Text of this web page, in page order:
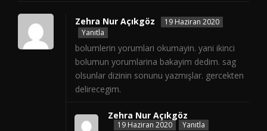
Zehra Nur Açıkgöz
19 Haziran 2020
Yanıtla
bolumlerin yorumlari okumayin. yani ikinci
bolumun yorumlarina bakayim dedim. sag
olsunlar dizinin sonunu yazmışlar. gercekten
delirecegim.
Zehra Nur Açıkgöz
19 Haziran 2020 Yanıtla